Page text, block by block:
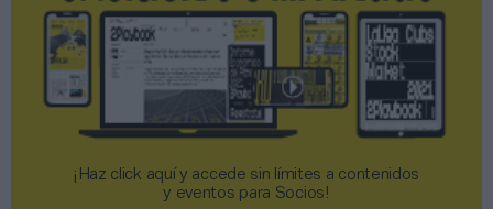
¡Haz click aquí y accede sin límites a contenidos
y eventos para Socios!​​​​​​​